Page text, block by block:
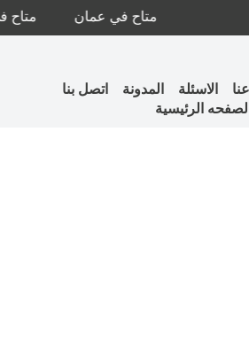
متاح في متاح في عمان
اتصل بنا المدونة الاسئلة
الصفحه الرئيسية